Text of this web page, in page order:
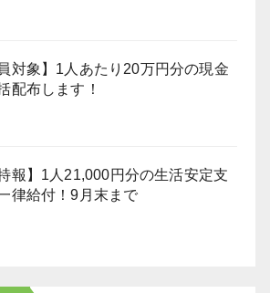
員対象】1人あたり20万円分の現金
配布します！
特報】1人21,000円分の生活安定支
律給付！9月末まで